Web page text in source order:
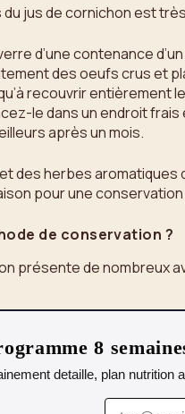
jus de cornichon est
d’une contenance
des oeufs crus et
recouvrir
le dans un endroit
après un mois.
des herbes aromatiques
pour une
de conservation ?
présente de nombreux
8
detaille, plan